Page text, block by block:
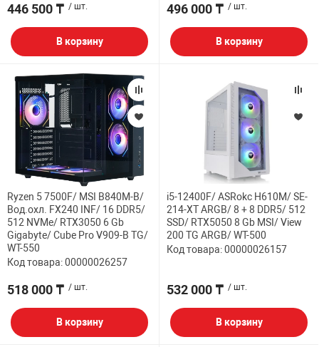
446 500 ₸ / шт.
В корзину
496 000 ₸ / шт.
В корзину
Ryzen 5 7500F/ MSI B840M-B/
Вод.охл. FX240 INF/ 16 DDR5/
512 NVMe/ RTX3050 6 Gb
Gigabyte/ Cube Pro V909-B TG/
WT-550
Код товара: 00000026257
518 000 ₸ / шт.
В корзину
i5-12400F/ ASRokc H610M/ SE-
214-XT ARGB/ 8 + 8 DDR5/ 512
SSD/ RTX5050 8 Gb MSI/ View
200 TG ARGB/ WT-500
Код товара: 00000026157
532 000 ₸ / шт.
В корзину